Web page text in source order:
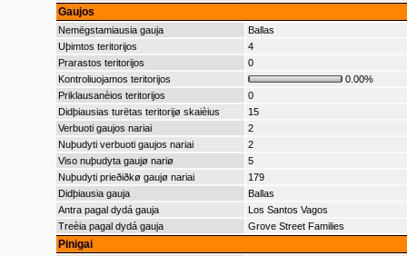
Gaujos
Nemëgstamiausia gauja
Ballas
Uþimtos teritorijos
4
Prarastos teritorijos
0
Kontroliuojamos teritorijos
0.00%
Priklausanèios teritorijos
0
Didþiausias turëtas teritorijø skaièius
15
Verbuoti gaujos nariai
2
Nuþudyti verbuoti gaujos nariai
2
Viso nuþudyta gaujø nariø
5
Nuþudyti prieðiðkø gaujø nariai
179
Didþiausia gauja
Ballas
Antra pagal dydá gauja
Los Santos Vagos
Treèia pagal dydá gauja
Grove Street Families
Pinigai